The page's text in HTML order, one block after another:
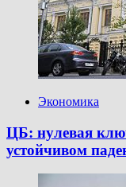
Экономика
ЦБ: нулевая
устойчивом